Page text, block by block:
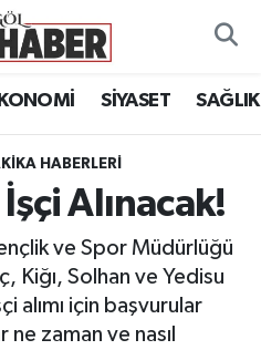
SİYASET SAĞLIK
HABERLERI
Alınacak!
ve Spor Müdürlüğü
Kiğı, Solhan ve Yedisu
alımı için başvurular
zaman ve nasıl
Haritası
ve Fikstür